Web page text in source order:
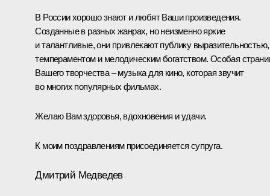
В России хорошо знают и любят Ваши произведения.
Созданные в разных жанрах, но неизменно яркие
и талантливые, они привлекают публику выразительностью,
темпераментом и мелодическим богатством. Особая
Вашего творчества – музыка для кино, которая звучит
во многих популярных фильмах.
Желаю Вам здоровья, вдохновения и удачи.
К моим поздравлениям присоединяется супруга.
Дмитрий Медведев